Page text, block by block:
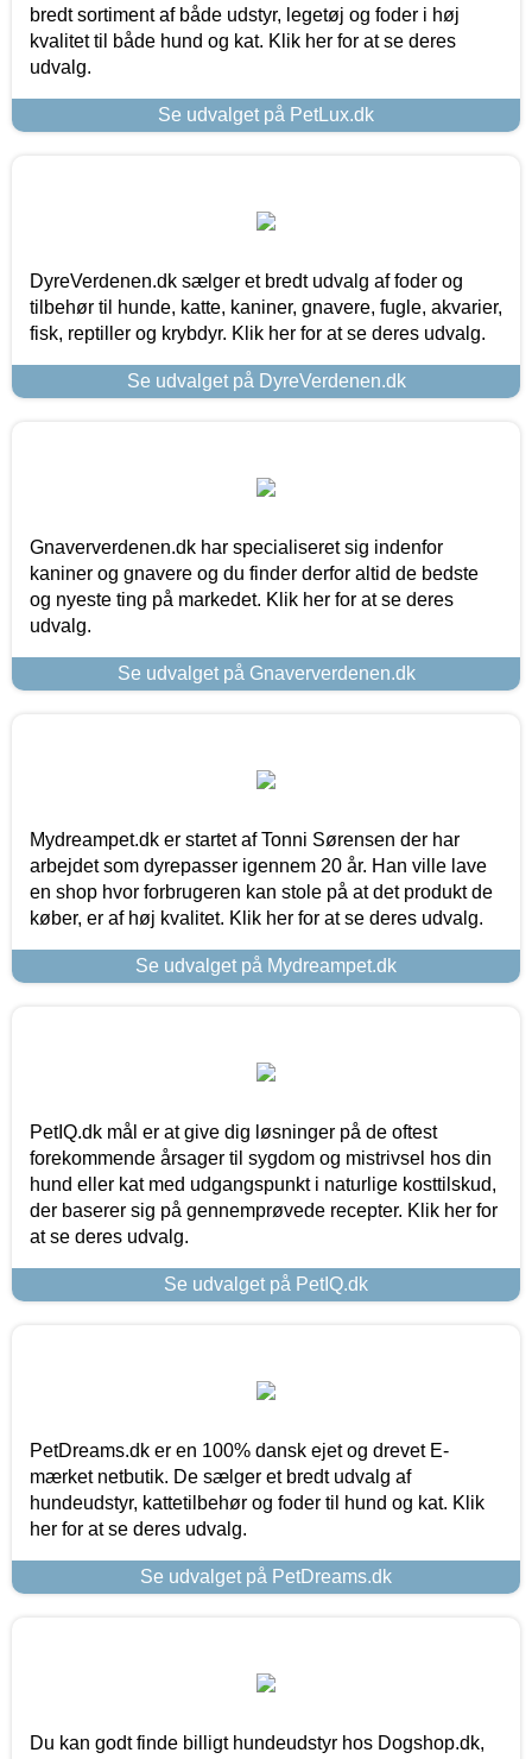
bredt sortiment af både udstyr, legetøj og foder i høj
kvalitet til både hund og kat. Klik her for at se deres
udvalg.
Se udvalget på PetLux.dk
DyreVerdenen.dk sælger et bredt udvalg af foder og
tilbehør til hunde, katte, kaniner, gnavere, fugle, akvarier,
fisk, reptiller og krybdyr. Klik her for at se deres udvalg.
Se udvalget på DyreVerdenen.dk
Gnaververdenen.dk har specialiseret sig indenfor
kaniner og gnavere og du finder derfor altid de bedste
og nyeste ting på markedet. Klik her for at se deres
udvalg.
Se udvalget på Gnaververdenen.dk
Mydreampet.dk er startet af Tonni Sørensen der har
arbejdet som dyrepasser igennem 20 år. Han ville lave
en shop hvor forbrugeren kan stole på at det produkt de
køber, er af høj kvalitet. Klik her for at se deres udvalg.
Se udvalget på Mydreampet.dk
PetIQ.dk mål er at give dig løsninger på de oftest
forekommende årsager til sygdom og mistrivsel hos din
hund eller kat med udgangspunkt i naturlige kosttilskud,
der baserer sig på gennemprøvede recepter. Klik her for
at se deres udvalg.
Se udvalget på PetIQ.dk
PetDreams.dk er en 100% dansk ejet og drevet E-
mærket netbutik. De sælger et bredt udvalg af
hundeudstyr, kattetilbehør og foder til hund og kat. Klik
her for at se deres udvalg.
Se udvalget på PetDreams.dk
Du kan godt finde billigt hundeudstyr hos Dogshop.dk,